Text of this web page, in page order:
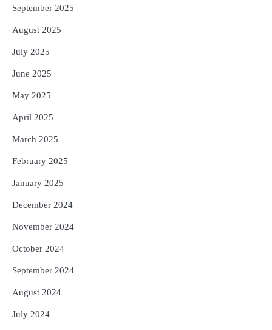
September 2025
August 2025
July 2025
June 2025
May 2025
April 2025
March 2025
February 2025
January 2025
December 2024
November 2024
October 2024
September 2024
August 2024
July 2024